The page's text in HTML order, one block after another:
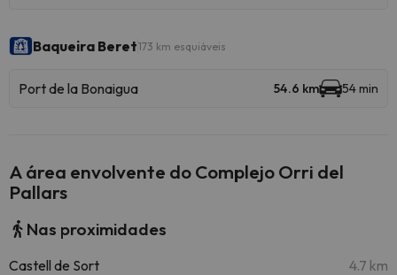
Baqueira Beret173 km esquiáveis
Port de la Bonaigua 54.6 km 54 min
A área envolvente do Complejo Orri del
Pallars
Nas proximidades
Castell de Sort 4.7 km